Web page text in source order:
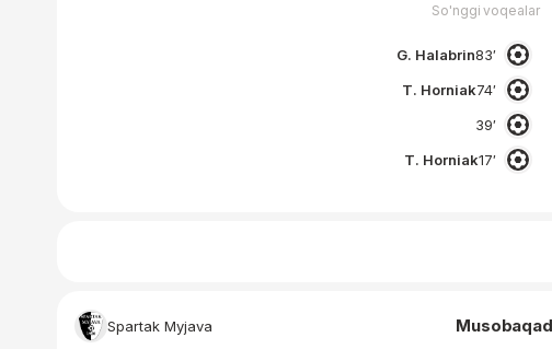
So'nggi voqealar
G. Halabrin83′
T. Horniak74′
39′
T. Horniak17′
Spartak Myjava